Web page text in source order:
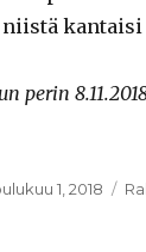
kantaisi
perin
1, 2018